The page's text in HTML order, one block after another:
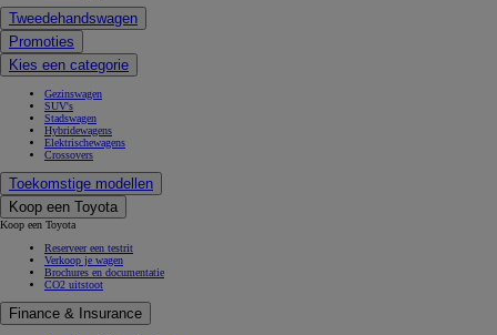
Tweedehandswagen
Promoties
Kies een categorie
Gezinswagen
SUV's
Stadswagen
Hybridewagens
Elektrischewagens
Crossovers
Toekomstige modellen
Koop een Toyota
Koop een Toyota
Reserveer een testrit
Verkoop je wagen
Brochures en documentatie
CO2 uitstoot
Finance & Insurance